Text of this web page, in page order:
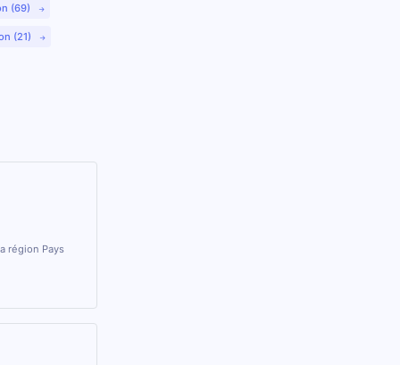
(69)
(21)
région Pays